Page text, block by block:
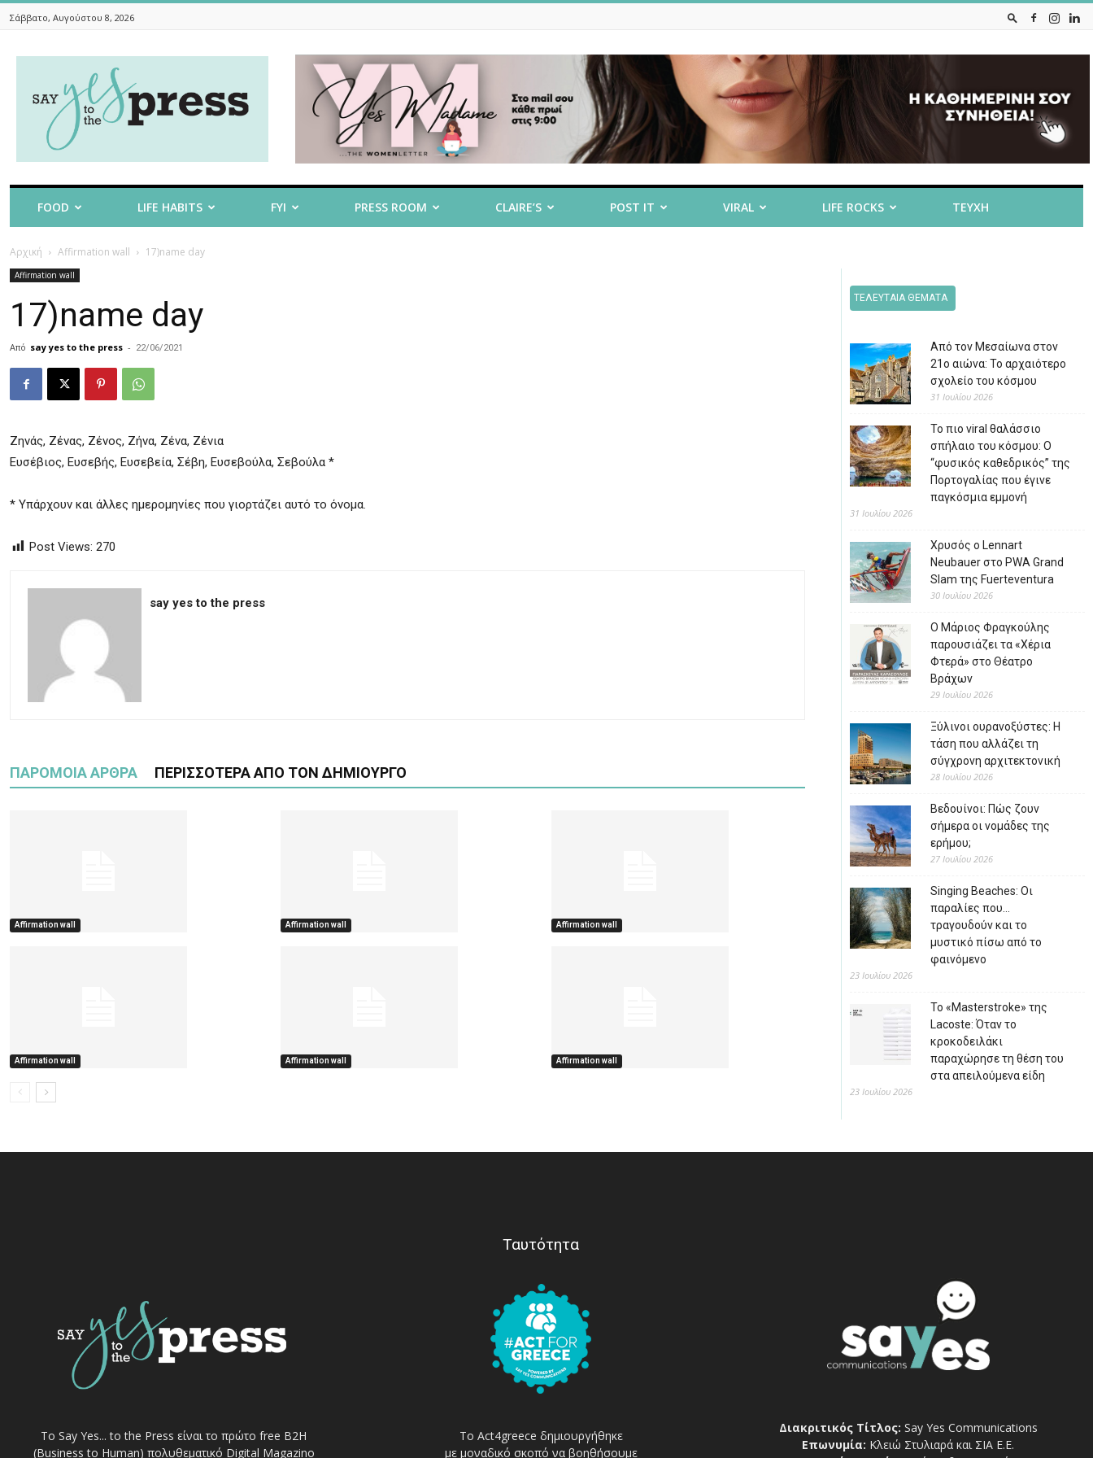
Σάββατο, Αυγούστου 8, 2026
To
The
FOOD LIFE HABITS FYI PRESS ROOM CLAIRE’S POST IT VIRAL LIFE ROCKS ΤΕΥΧΗ
Αρχική Affirmation wall 17)name day
Affirmation wall
17)name day
Από say yes to the press - 22/06/2021
Ζηνάς, Ζένας, Ζένος, Ζήνα, Ζένα, Ζένια
Ευσέβιος, Ευσεβής, Ευσεβεία, Σέβη, Ευσεβούλα, Σεβούλα *
* Υπάρχουν και άλλες ημερομηνίες που γιορτάζει αυτό το όνομα.
Post Views: 270
say yes to the press
ΠΑΡΟΜΟΙΑ ΑΡΘΡΑ ΠΕΡΙΣΣΟΤΕΡΑ ΑΠΟ ΤΟΝ ΔΗΜΙΟΥΡΓΟ
Affirmation wall Affirmation wall Affirmation wall
Affirmation wall Affirmation wall Affirmation wall
ΤΕΛΕΥΤΑΙΑ ΘΕΜΑΤΑ
Από τον Μεσαίωνα στον
21ο αιώνα: Το αρχαιότερο
σχολείο του κόσμου
31 Ιουλίου 2026
Το πιο viral θαλάσσιο
σπήλαιο του κόσμου: Ο
“φυσικός καθεδρικός” της
Πορτογαλίας που έγινε
παγκόσμια εμμονή
31 Ιουλίου 2026
Χρυσός ο Lennart
Neubauer στο PWA Grand
Slam της Fuerteventura
30 Ιουλίου 2026
Ο Μάριος Φραγκούλης
παρουσιάζει τα «Χέρια
Φτερά» στο Θέατρο
Βράχων
29 Ιουλίου 2026
Ξύλινοι ουρανοξύστες: Η
τάση που αλλάζει τη
σύγχρονη αρχιτεκτονική
28 Ιουλίου 2026
Βεδουίνοι: Πώς ζουν
σήμερα οι νομάδες της
ερήμου;
27 Ιουλίου 2026
Singing Beaches: Οι
παραλίες που…
τραγουδούν και το
μυστικό πίσω από το
φαινόμενο
23 Ιουλίου 2026
Το «Masterstroke» της
Lacoste: Όταν το
κροκοδειλάκι
παραχώρησε τη θέση του
στα απειλούμενα είδη
23 Ιουλίου 2026
Το Say Yes... to the Press είναι το πρώτο free Β2Η
(Business to Human) πολυθεματικό Digital Magazino
Ταυτότητα
Το Act4greece δημιουργήθηκε
με μοναδικό σκοπό να βοηθήσουμε
Διακριτικός Τίτλος: Say Yes Communications
Επωνυμία: Κλειώ Στυλιαρά και ΣΙΑ Ε.Ε.